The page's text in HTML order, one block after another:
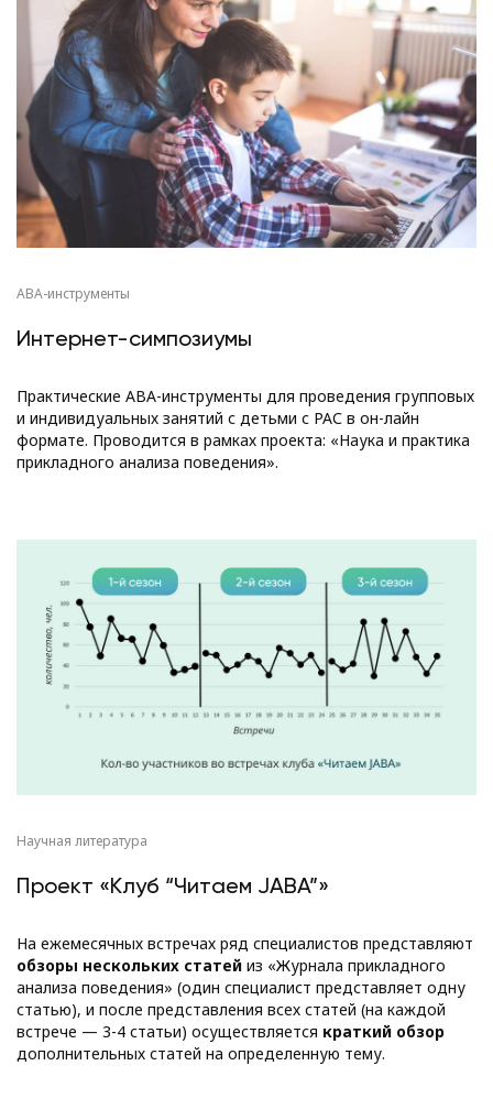
АВА-инструменты
Интернет-симпозиумы
Практические АВА-инструменты для проведения групповых
и индивидуальных занятий с детьми с РАС в он-лайн
формате. Проводится в рамках проекта: «Наука и практика
прикладного анализа поведения».
Научная литература
Проект «Клуб “Читаем JABA”»
На ежемесячных встречах ряд специалистов представляют
обзоры нескольких статей из «Журнала прикладного
анализа поведения» (один специалист представляет одну
статью), и после представления всех статей (на каждой
встрече — 3-4 статьи) осуществляется краткий обзор
дополнительных статей на определенную тему.